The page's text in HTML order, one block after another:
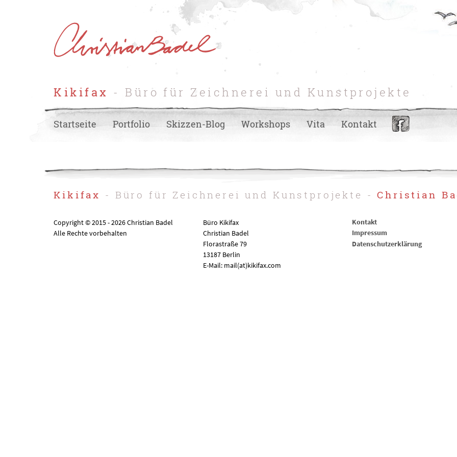
Kikifax - Büro für Zeichnerei und Kunstprojekte
Startseite Portfolio Skizzen-Blog Workshops Vita Kontakt
Kikifax - Büro für Zeichnerei und Kunstprojekte -Christian
Copyright © 2015 - 2026 Christian Badel
Alle Rechte vorbehalten
Büro Kikifax
Christian Badel
Florastraße 79
13187 Berlin
E-Mail: mail(at)kikifax.com
Kontakt
Impressum
Datenschutzerklärung